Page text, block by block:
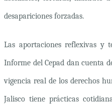
desapariciones forzadas.
Las aportaciones reflexivas y
Informe del Cepad dan cuenta
vigencia real de los derechos
Jalisco tiene prácticas